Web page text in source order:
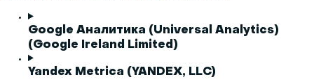
Google Аналитика (Universal Analytics)
(Google Ireland Limited)
Yandex Metrica (YANDEX, LLC)